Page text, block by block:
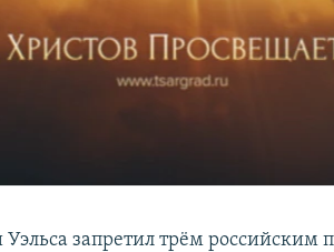
запретил трём российским